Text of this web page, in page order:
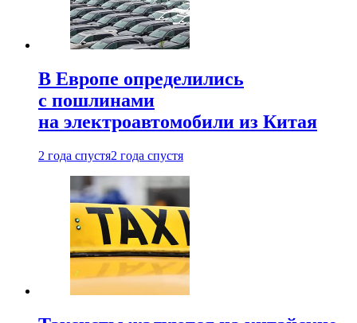
В Европе определились
с пошлинами
на электроавтомобили из Китая
2 года спустя2 года спустя